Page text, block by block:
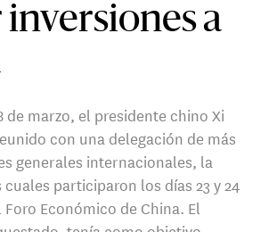
a
de marzo, el presidente chino Xi
con una delegación de más
generales internacionales, la
participaron los días 23 y 24
Económico de China. El